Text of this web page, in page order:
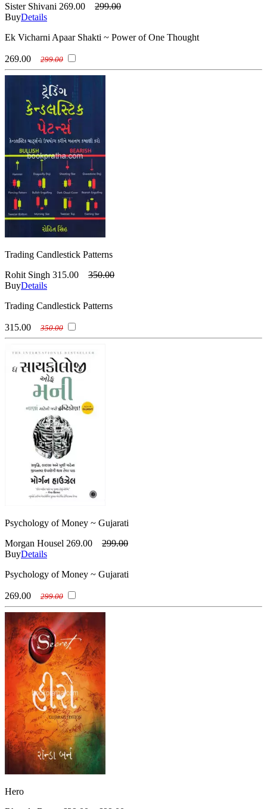
Sister Shivani 269.00
299.00
BuyDetails
Ek Vicharni Apaar Shakti ~ Power of One Thought
269.00 299.00
Trading Candlestick Patterns
Rohit Singh 315.00
350.00
BuyDetails
Trading Candlestick Patterns
315.00 350.00
Psychology of Money ~ Gujarati
Morgan Housel 269.00
299.00
BuyDetails
Psychology of Money ~ Gujarati
269.00 299.00
Hero